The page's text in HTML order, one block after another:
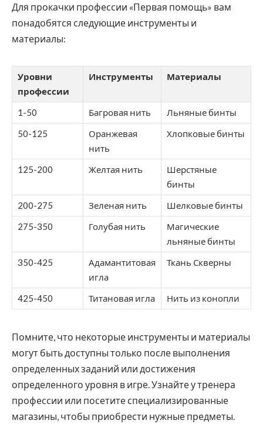
Для прокачки профессии «Первая помощь» вам
понадобятся следующие инструменты и
материалы:
Уровни
профессии
Инструменты Материалы
1-50 Багровая нить
Льняные бинты
50-125
Оранжевая
нить
Хлопковые бинты
125-200 Желтая нить
Шерстяные
бинты
200-275
Зеленая нить
Шелковые бинты
275-350
Голубая нить
Магические
льняные бинты
350-425
Адамантитовая
игла
Ткань Скверны
425-450 Титановая игла Нить из конопли
Помните, что некоторые инструменты и материалы
могут быть доступны только после выполнения
определенных заданий или достижения
определенного уровня в игре. Узнайте у тренера
профессии или посетите специализированные
магазины, чтобы приобрести нужные предметы.